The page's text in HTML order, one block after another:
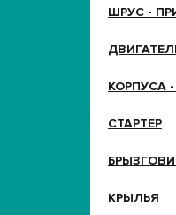
ШРУС -
КОРПУСА
СТАРТЕР
КРЫЛЬЯ